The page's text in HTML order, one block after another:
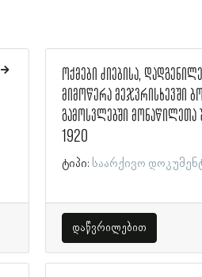
ოქმები ძიებისა,
მიმოწერა მეჯვრისხევში
გამოსვლებში მონაწილეთა
1920
ტიპი: საარქივო
დაწვრილებით